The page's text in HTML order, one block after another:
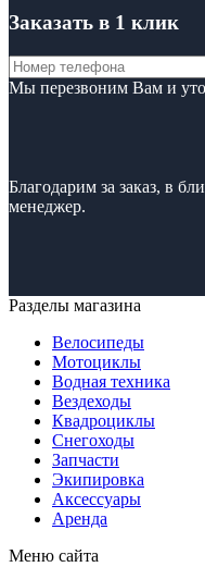
Заказать в 1 клик
Мы перезвоним Вам и
Благодарим за заказ, в
менеджер.
Разделы магазина
Велосипеды
Мотоциклы
Водная техника
Вездеходы
Квадроциклы
Снегоходы
Запчасти
Экипировка
Аксессуары
Аренда
Меню сайта